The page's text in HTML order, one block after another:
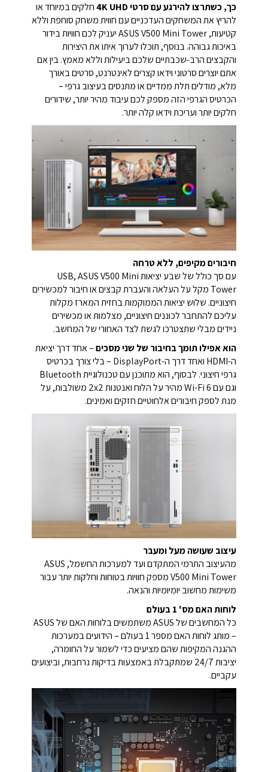
כך, כשתרצו להירגע עם סרטי 4K UHD
חלקים במיוחד או
להריץ את המשחקים העדכניים עם חווית משחק סוחפת וללא
קטיעות, ASUS V500 Mini Tower יעניק לכם חוויות בידור
באיכות גבוהה. בנוסף, תוכלו לערוך איתו את היצירות
והקבצים הרב-שכבתיים שלכם ביעילות וללא מאמץ. בין אם
אתם יוצרים סרטוני וידאו קצרים לאינטרנט, סרטים באורך
מלא, מודלים תלת ממדיים או מתנסים בעיצוב גרפי –
הכרטיס הגרפי הזה מספק לכם עיבוד מהיר יותר, שידורים
חלקים יותר ועריכת וידאו קלה יותר.
חיבורים מקיפים, ללא טרחה
עם סך כולל של שבע יציאות USB, ASUS V500 Mini
Tower מקל על העלאה והעברת קבצים או חיבור למכשירים
חיצוניים. שלוש יציאות הממוקמות בחזית המארז מקלות
עליכם להתחבר לכוננים חיצוניים, מצלמות או מכשירים
ניידים מבלי שתצטרכו לגשת לצד האחורי של המחשב.
הוא אפילו תומך בחיבור של שני מסכים– אחד דרך יציאת
ה-HDMI ואחד דרך ה-DisplayPort – בלי צורך בכרטיס
גרפי חיצוני. לבסוף, הוא מתוכנן עם טכנולוגיית Bluetooth
וגם עם Wi-Fi 6 מהיר על הלוח ואנטנות 2x2 משולבות, על
מנת לספק חיבורים אלחוטיים חזקים ואמינים.
עיצוב שעושה מעל ומעבר
מהעיצוב התרמי המתקדם ועד למערכות החשמל, ASUS
V500 Mini Tower מספק חוויות בטוחות וחלקות יותר עבור
משימות מחשוב יומיומיות והנאה.
לוחות האם מס' 1 בעולם
כל המחשבים של ASUS משתמשים בלוחות האם של ASUS
– מותג לוחות האם מספר 1 בעולם – הידועים במערכות
ההגנה המקיפות שהם מציעים כדי לשמור על החומרה,
יציבות 24/7 שמתקבלת באמצעות בדיקות נרחבות, וביצועים
עקביים.